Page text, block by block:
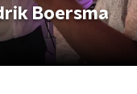
Boersma